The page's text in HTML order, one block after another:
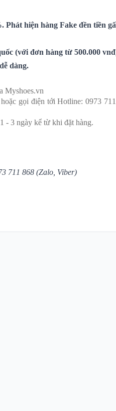
Phát hiện hàng Fake đền tiền
(với đơn hàng từ 500.000
dàng.
Myshoes.vn
gọi điện tới Hotline: 0973
- 3 ngày kể từ khi đặt hàng.
711 868 (Zalo, Viber)